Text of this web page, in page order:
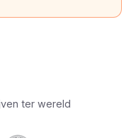
ter wereld